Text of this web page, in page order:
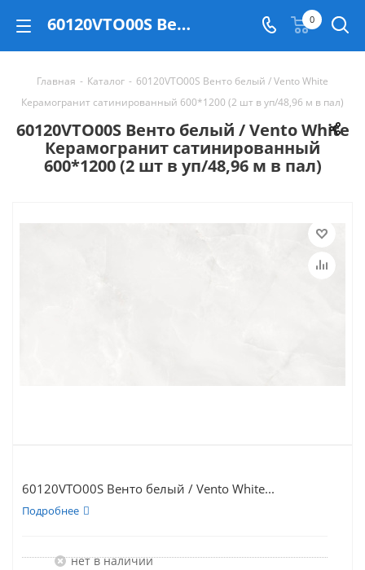
60120VTO00S Венто белый / Vento White Керамогранит сатинированный 600*1200 (2 шт в уп/48,96 м в пал) - купить в Екатеринбурге 0
Главная - Каталог - 60120VTO00S Венто белый / Vento White
Керамогранит сатинированный 600*1200 (2 шт в уп/48,96 м в пал)
60120VTO00S Венто белый / Vento White
Керамогранит сатинированный
600*1200 (2 шт в уп/48,96 м в пал)
60120VTO00S Венто белый / Vento White...
Подробнее
Нет в наличии